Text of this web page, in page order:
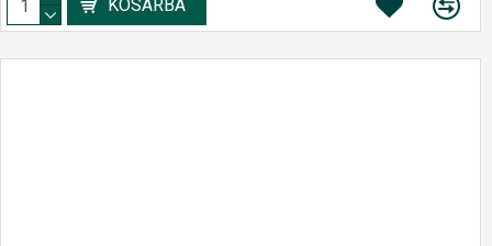
KOSÁRBA